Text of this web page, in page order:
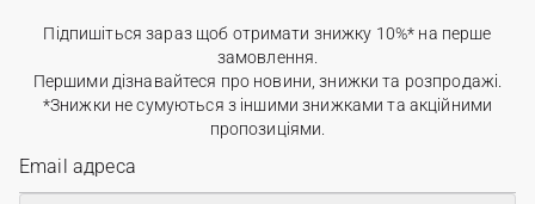
Підпишіться зараз щоб отримати знижку 10%* на перше
замовлення.
Першими дізнавайтеся про новини, знижки та розпродажі.
*Знижки не сумуються з іншими знижками та акційними
пропозиціями.